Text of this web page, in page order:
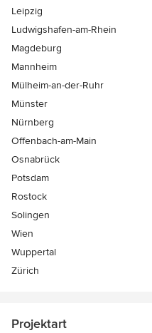
Leipzig
Ludwigshafen-am-Rhein
Magdeburg
Mannheim
Mülheim-an-der-Ruhr
Münster
Nürnberg
Offenbach-am-Main
Osnabrück
Potsdam
Rostock
Solingen
Wien
Wuppertal
Zürich
Projektart